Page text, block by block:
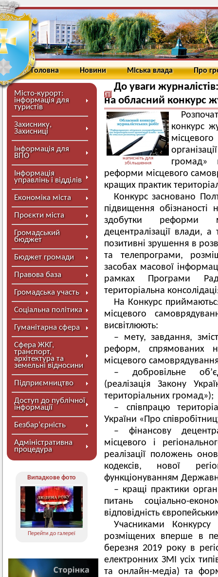
Головна Новини Міська влада Про
Місто-курорт:
інформація для
туристів
Захиснику,
Захисниці
Інформація для
ВПО
Інформація
управлінь і відділів
Економіка міста
Проєкти міста
Громадський
бюджет
Бюджет громади
Правова база
Громадська участь
Соціальна політика
Гуманітарна сфера
Сфера ЖКГ,
транспорт,
архітектура та
земельні відносини
Підприємництво
Доступ до публічної
інформації
Безбар’єрність
Адміністративна
процедура
Випадкове фото
Перейти до галереї
До уваги
на обласний конкурс
натисніть для
збільшення
конкурс
громад»
реформи місцевого
кращих практик
Конкурс засновано
підвищення обізнаності
здобутки реформи
децентралізації влади,
позитивні зрушення в
та телепрограми,
засобах масової
рамках Програми
територіальна
На Конкурс
місцевого
висвітлюють:
– мету, завдання,
реформ, спрямованих
місцевого
– добровільне
(реалізація Закону
територіальних громад»);
– співпрацю
України «Про
– фінансову
місцевого і
реалізації положень
кодексів, нової
функціонуванням
– кращі практики
питань соціально-
відповідність
Учасниками Конкурсу
розміщених вперше в
березня 2019 року в
електронних ЗМІ усіх
та онлайн-медіа) та